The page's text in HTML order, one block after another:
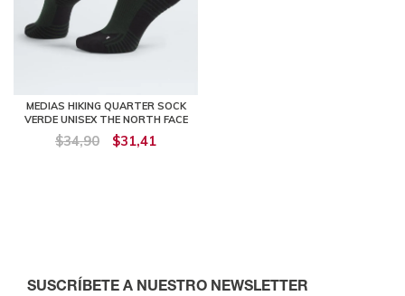
MEDIAS HIKING QUARTER SOCK
VERDE UNISEX THE NORTH FACE
$34,90 $31,41
SUSCRÍBETE A NUESTRO NEWSLETTER